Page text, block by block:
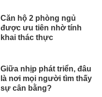
Căn hộ 2 phòng ngủ
được ưu tiên nhờ tính
khai thác thực
Giữa nhịp phát triển, đâu
là nơi mọi người tìm thấy
sự cân bằng?